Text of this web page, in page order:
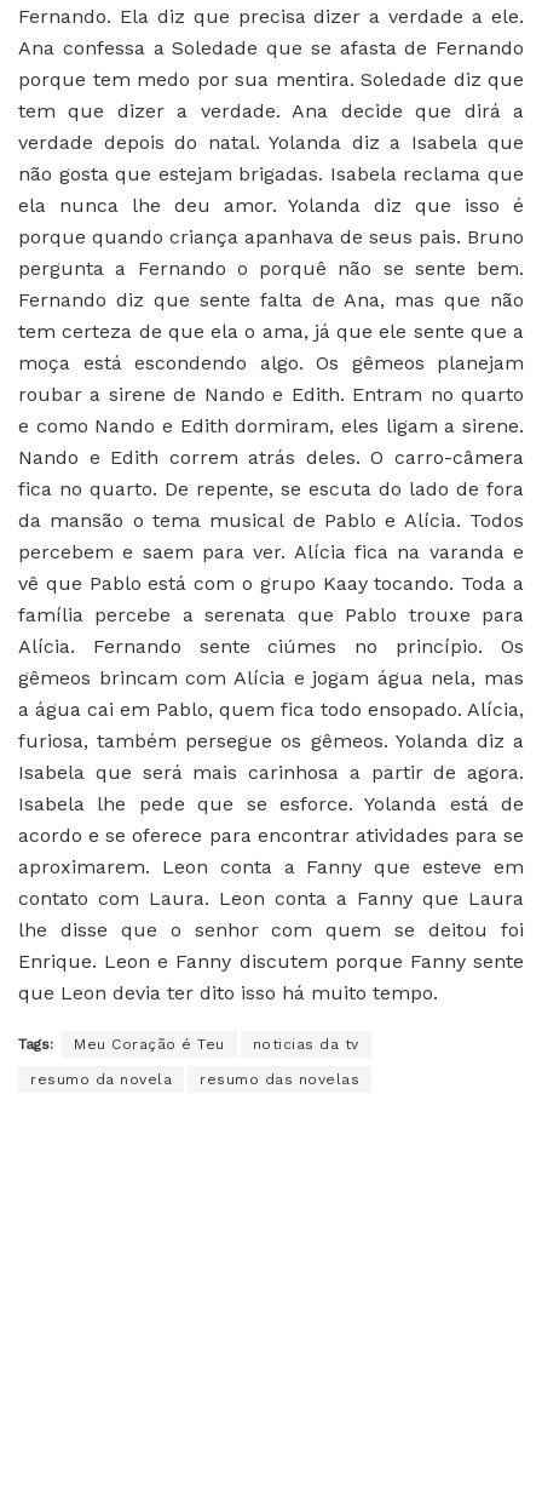
Fernando. Ela diz que precisa dizer a verdade a ele.
Ana confessa a Soledade que se afasta de Fernando
porque tem medo por sua mentira. Soledade diz que
tem que dizer a verdade. Ana decide que dirá a
verdade depois do natal. Yolanda diz a Isabela que
não gosta que estejam brigadas. Isabela reclama que
ela nunca lhe deu amor. Yolanda diz que isso é
porque quando criança apanhava de seus pais. Bruno
pergunta a Fernando o porquê não se sente bem.
Fernando diz que sente falta de Ana, mas que não
tem certeza de que ela o ama, já que ele sente que a
moça está escondendo algo. Os gêmeos planejam
roubar a sirene de Nando e Edith. Entram no quarto
e como Nando e Edith dormiram, eles ligam a sirene.
Nando e Edith correm atrás deles. O carro-câmera
fica no quarto. De repente, se escuta do lado de fora
da mansão o tema musical de Pablo e Alícia. Todos
percebem e saem para ver. Alícia fica na varanda e
vê que Pablo está com o grupo Kaay tocando. Toda a
família percebe a serenata que Pablo trouxe para
Alícia. Fernando sente ciúmes no princípio. Os
gêmeos brincam com Alícia e jogam água nela, mas
a água cai em Pablo, quem fica todo ensopado. Alícia,
furiosa, também persegue os gêmeos. Yolanda diz a
Isabela que será mais carinhosa a partir de agora.
Isabela lhe pede que se esforce. Yolanda está de
acordo e se oferece para encontrar atividades para se
aproximarem. Leon conta a Fanny que esteve em
contato com Laura. Leon conta a Fanny que Laura
lhe disse que o senhor com quem se deitou foi
Enrique. Leon e Fanny discutem porque Fanny sente
que Leon devia ter dito isso há muito tempo.
Tags: Meu Coração é Teu noticias da tv
resumo da novela resumo das novelas